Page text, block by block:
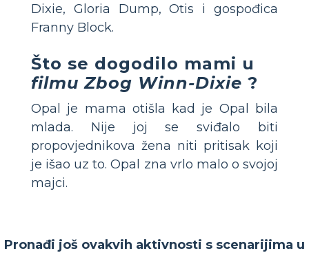
Dixie, Gloria Dump, Otis i gospođica
Franny Block.
Što se dogodilo mami u
filmu Zbog Winn-Dixie ?
Opal je mama otišla kad je Opal bila
mlada. Nije joj se sviđalo biti
propovjednikova žena niti pritisak koji
je išao uz to. Opal zna vrlo malo o svojoj
majci.
Pronađi još ovakvih aktivnosti s scenarijima u